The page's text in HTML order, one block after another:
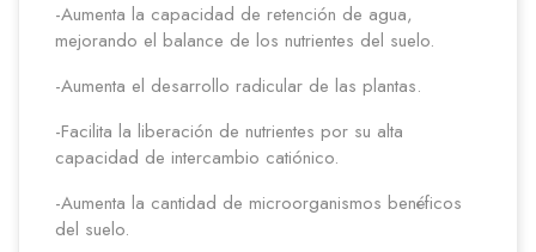
-Aumenta la capacidad de retención de agua,
mejorando el balance de los nutrientes del suelo.
-Aumenta el desarrollo radicular de las plantas.
-Facilita la liberación de nutrientes por su alta
capacidad de intercambio catiónico.
-Aumenta la cantidad de microorganismos benéficos
del suelo.